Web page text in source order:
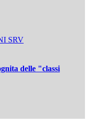
delle "classi